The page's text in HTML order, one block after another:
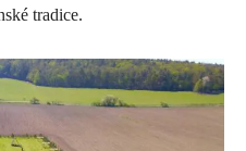
tradice.